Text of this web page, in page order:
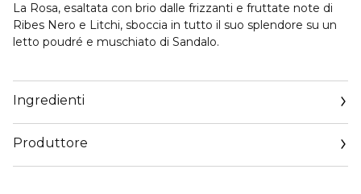
La Rosa, esaltata con brio dalle frizzanti e fruttate note di
Ribes Nero e Litchi, sboccia in tutto il suo splendore su un
letto poudré e muschiato di Sandalo.
Bergamote Calabria, Pera Granita, Mandarine Basilic,
Granada Salvia o Flora Salvaggia. Crea la tua personale firma
olfattiva scegliendo tra gli abbinamenti consigliati e lasciati
avvolgere dalle note profumate delle due Aqua Allegoria
Ingredienti
Produttore